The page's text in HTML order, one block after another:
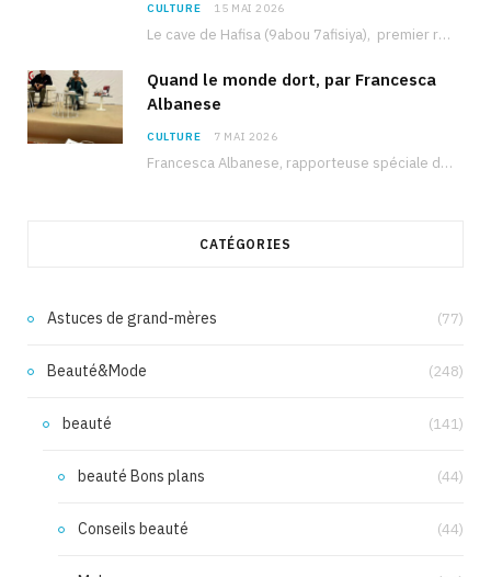
CULTURE 15 MAI 2026
Le cave de Hafisa (9abou 7afisiya), premier roman du journaliste tunisien Mohamed Amine Ben Hlel,…
Quand le monde dort, par Francesca
Albanese
CULTURE 7 MAI 2026
Francesca Albanese, rapporteuse spéciale de l’ONU sur les territoires palestiniens occupés, était à Tunis pour…
CATÉGORIES
Astuces de grand-mères (77)
Beauté&Mode (248)
beauté (141)
beauté Bons plans (44)
Conseils beauté (44)